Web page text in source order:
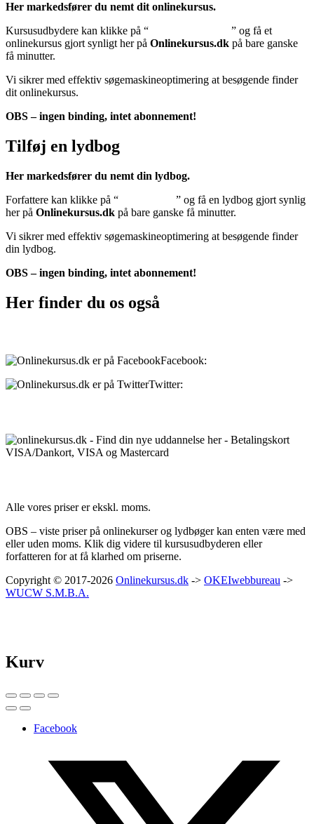
Her markedsfører du nemt dit onlinekursus.
Kursusudbydere kan klikke på “
” og få et
onlinekursus gjort synligt her på Onlinekursus.dk på bare ganske
få minutter.
Vi sikrer med effektiv søgemaskineoptimering at besøgende finder
dit onlinekursus.
OBS – ingen binding, intet abonnement!
Tilføj en lydbog
Her markedsfører du nemt din lydbog.
Forfattere kan klikke på “
” og få en lydbog gjort synlig
her på Onlinekursus.dk på bare ganske få minutter.
Vi sikrer med effektiv søgemaskineoptimering at besøgende finder
din lydbog.
OBS – ingen binding, intet abonnement!
Her finder du os også
Facebook:
Twitter:
Alle vores priser er ekskl. moms.
OBS – viste priser på onlinekurser og lydbøger kan enten være med
eller uden moms. Klik dig videre til kursusudbyderen eller
forfatteren for at få klarhed om priserne.
Copyright © 2017-2026 Onlinekursus.dk -> OKEIwebbureau ->
WUCW S.M.B.A.
Kurv
Facebook